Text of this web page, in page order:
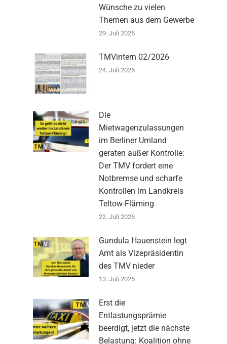
Wünsche zu vielen
Themen aus dem Gewerbe
29. Juli 2026
TMVintern 02/2026
24. Juli 2026
Die
Mietwagenzulassungen
im Berliner Umland
geraten außer Kontrolle:
Der TMV fordert eine
Notbremse und scharfe
Kontrollen im Landkreis
Teltow-Fläming
22. Juli 2026
Gundula Hauenstein legt
Amt als Vizepräsidentin
des TMV nieder
13. Juli 2026
Erst die
Entlastungsprämie
beerdigt, jetzt die nächste
Belastung: Koalition ohne